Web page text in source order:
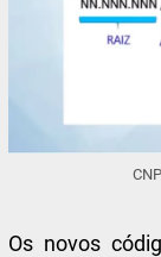
Os novos